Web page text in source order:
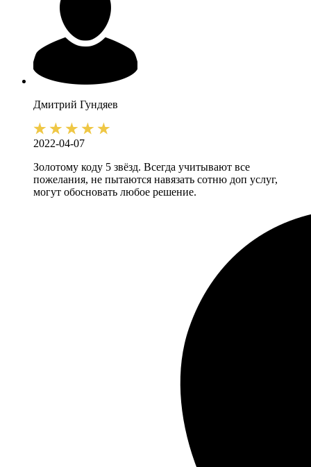
Дмитрий Гундяев
2022-04-07
Золотому коду 5 звёзд. Всегда учитывают все
пожелания, не пытаются навязать сотню доп услуг,
могут обосновать любое решение.